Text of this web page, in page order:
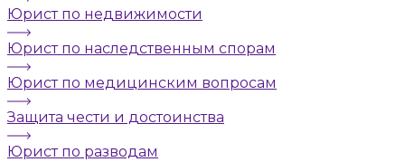
Юрист по недвижимости
Юрист по наследственным спорам
Юрист по медицинским вопросам
Защита чести и достоинства
Юрист по разводам